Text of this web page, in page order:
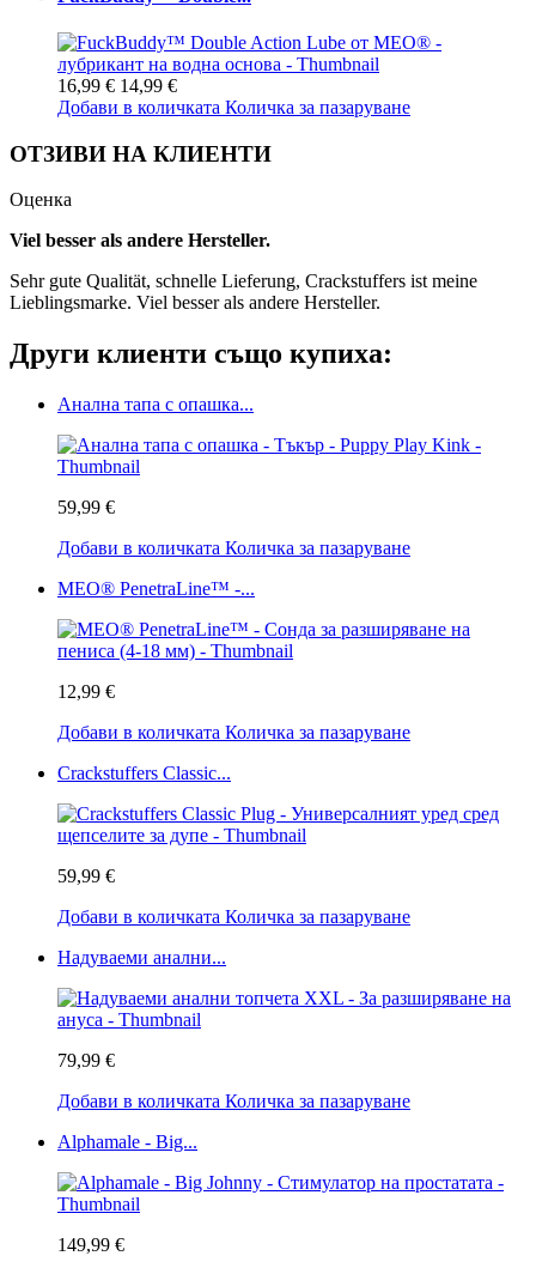
16,99 € 14,99 €
Добави в количката Количка за пазаруване
ОТЗИВИ НА КЛИЕНТИ
Оценка
Viel besser als andere Hersteller.
Sehr gute Qualität, schnelle Lieferung, Crackstuffers ist meine
Lieblingsmarke. Viel besser als andere Hersteller.
Други клиенти също купиха:
Анална тапа с опашка...
59,99 €
Добави в количката Количка за пазаруване
MEO® PenetraLine™ -...
12,99 €
Добави в количката Количка за пазаруване
Crackstuffers Classic...
59,99 €
Добави в количката Количка за пазаруване
Надуваеми анални...
79,99 €
Добави в количката Количка за пазаруване
Alphamale - Big...
149,99 €